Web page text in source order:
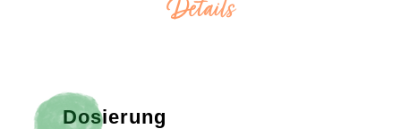
Details
Dosierung